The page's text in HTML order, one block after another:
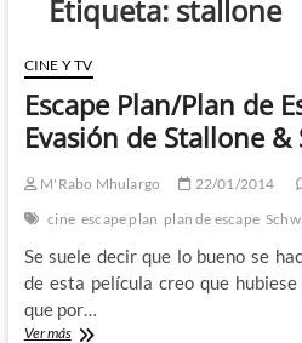
Etiqueta: stallone
CINE Y TV
Escape Plan/Plan de
Evasión de Stallone
M'Rabo Mhulargo 22/01/2014
cine escape plan plan de escape
Se suele decir que lo bueno se
de esta película creo que
que por…
Ver másEscape